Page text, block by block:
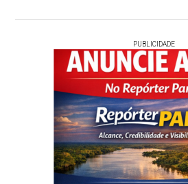
PUBLICIDADE